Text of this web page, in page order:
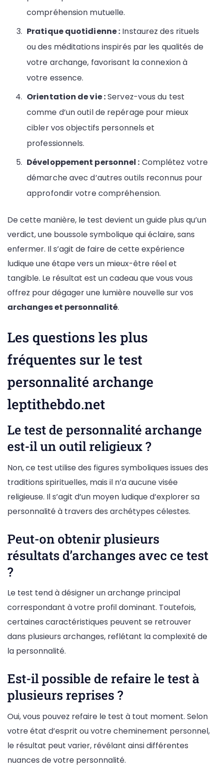
compréhension mutuelle.
Pratique quotidienne : Instaurez des rituels
ou des méditations inspirés par les qualités de
votre archange, favorisant la connexion à
votre essence.
Orientation de vie :Servez-vous du test
comme d’un outil de repérage pour mieux
cibler vos objectifs personnels et
professionnels.
Développement personnel : Complétez votre
démarche avec d’autres outils reconnus pour
approfondir votre compréhension.
De cette manière, le test devient un guide plus qu’un
verdict, une boussole symbolique qui éclaire, sans
enfermer. Il s’agit de faire de cette expérience
ludique une étape vers un mieux-être réel et
tangible. Le résultat est un cadeau que vous vous
offrez pour dégager une lumière nouvelle sur vos
archanges et personnalité.
Les questions les plus
fréquentes sur le test
personnalité archange
leptithebdo.net
Le test de personnalité archange
est-il un outil religieux ?
Non, ce test utilise des figures symboliques issues des
traditions spirituelles, mais il n’a aucune visée
religieuse. Il s’agit d’un moyen ludique d’explorer sa
personnalité à travers des archétypes célestes.
Peut-on obtenir plusieurs
résultats d’archanges avec ce test
?
Le test tend à désigner un archange principal
correspondant à votre profil dominant. Toutefois,
certaines caractéristiques peuvent se retrouver
dans plusieurs archanges, reflétant la complexité de
la personnalité.
Est-il possible de refaire le test à
plusieurs reprises ?
Oui, vous pouvez refaire le test à tout moment. Selon
votre état d’esprit ou votre cheminement personnel,
le résultat peut varier, révélant ainsi différentes
nuances de votre personnalité.